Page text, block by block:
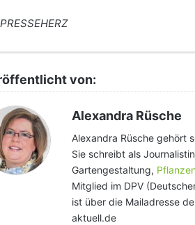
von:
Alexandra Rüsche
Alexandra Rüsche gehört
Sie schreibt als
Gartengestaltung, Pflanzen
Mitglied im DPV
ist über die Mailadresse
aktuell.de